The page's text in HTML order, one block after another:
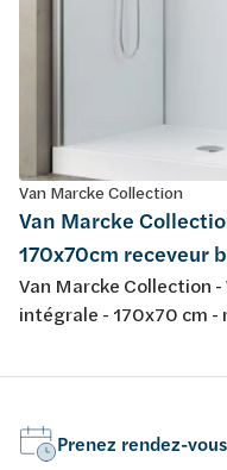
Van Marcke Collection
Van Marcke
170x70cm receveur
Van Marcke Collection
intégrale - 170x70 cm
5mm verre sécurité -
mat - hauteur 195cm -
thermostatique,
Prenez rendez-vous